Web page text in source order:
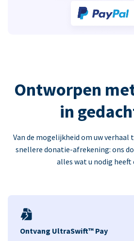
Ontworpen
in
Van de mogelijkheid om uw
snellere donatie-afrekening: ons
alles wat u nodig heeft
Ontvang UltraSwift™ Pay